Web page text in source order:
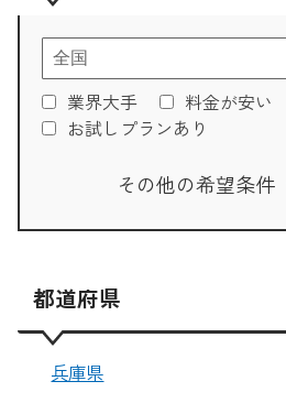
業界大手
料金が安い
お試しプランあり
その他の希望条件
都道府県
兵庫県